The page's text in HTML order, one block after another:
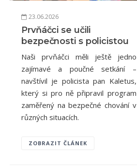
23.06.2026
Prvňáčci se učili
bezpečnosti s policistou
Naši prvňáčci měli ještě jedno
zajímavé a poučné setkání –
navštívil je policista pan Kaletus,
který si pro ně připravil program
zaměřený na bezpečné chování v
různých situacích.
ZOBRAZIT ČLÁNEK